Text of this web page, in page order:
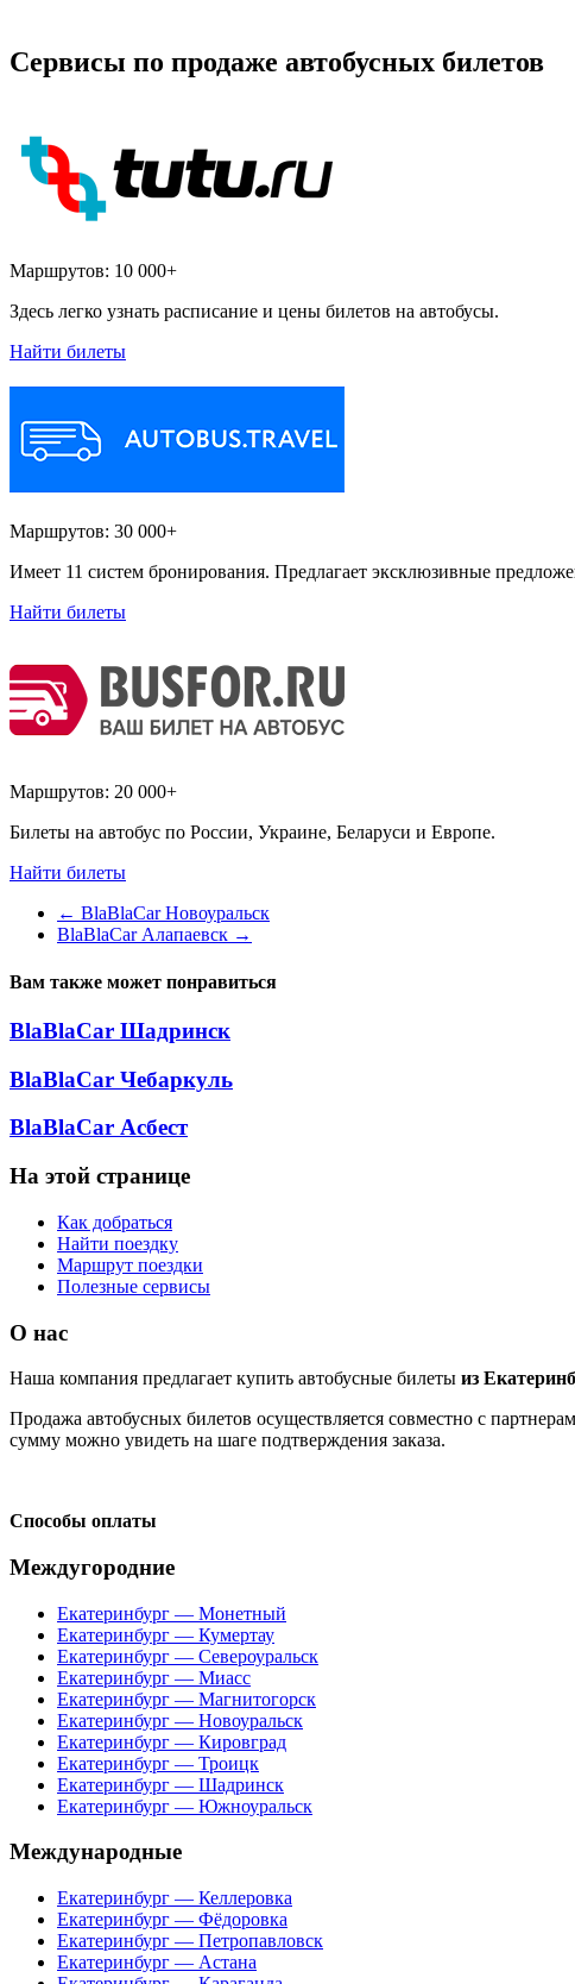
Сервисы по продаже автобусных билетов
Маршрутов: 10 000+
Здесь легко узнать расписание и цены билетов на автобусы.
Найти билеты
Маршрутов: 30 000+
Имеет 11 систем бронирования. Предлагает эксклюзивные
Найти билеты
Маршрутов: 20 000+
Билеты на автобус по России, Украине, Беларуси и Европе.
Найти билеты
← BlaBlaCar Новоуральск
BlaBlaCar Алапаевск →
Вам также может понравиться
BlaBlaCar Шадринск
BlaBlaCar Чебаркуль
BlaBlaCar Асбест
На этой странице
Как добраться
Найти поездку
Маршрут поездки
Полезные сервисы
О нас
Наша компания предлагает купить автобусные билеты из
Продажа автобусных билетов осуществляется совместно с
сумму можно увидеть на шаге подтверждения заказа.
Способы оплаты
Междугородние
Екатеринбург — Монетный
Екатеринбург — Кумертау
Екатеринбург — Североуральск
Екатеринбург — Миасс
Екатеринбург — Магнитогорск
Екатеринбург — Новоуральск
Екатеринбург — Кировград
Екатеринбург — Троицк
Екатеринбург — Шадринск
Екатеринбург — Южноуральск
Международные
Екатеринбург — Келлеровка
Екатеринбург — Фёдоровка
Екатеринбург — Петропавловск
Екатеринбург — Астана